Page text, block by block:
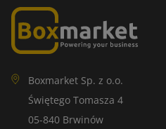
Boxmarket Sp. z o.o.
Świętego Tomasza 4
05-840 Brwinów